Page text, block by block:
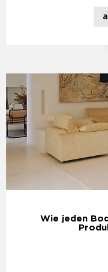
Wie jeden